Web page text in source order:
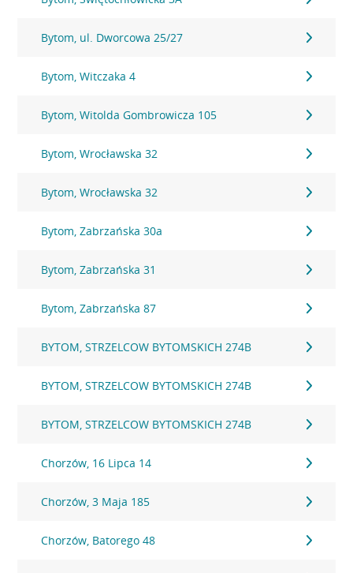
Bytom, ul. Dworcowa 25/27
Bytom, Witczaka 4
Bytom, Witolda Gombrowicza 105
Bytom, Wrocławska 32
Bytom, Wrocławska 32
Bytom, Zabrzańska 30a
Bytom, Zabrzańska 31
Bytom, Zabrzańska 87
BYTOM, STRZELCOW BYTOMSKICH 274B
BYTOM, STRZELCOW BYTOMSKICH 274B
BYTOM, STRZELCOW BYTOMSKICH 274B
Chorzów, 16 Lipca 14
Chorzów, 3 Maja 185
Chorzów, Batorego 48